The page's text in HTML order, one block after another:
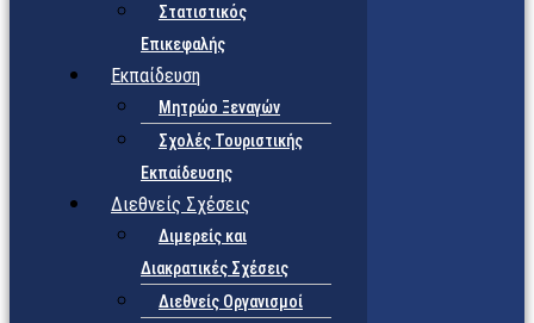
Στατιστικός
Επικεφαλής
Εκπαίδευση
Μητρώο Ξεναγών
Σχολές Τουριστικής
Εκπαίδευσης
Διεθνείς Σχέσεις
Διμερείς και
Διακρατικές Σχέσεις
Διεθνείς Οργανισμοί